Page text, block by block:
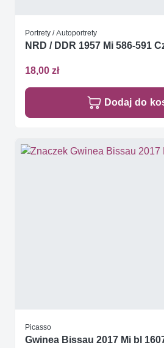
Portrety / Autoportrety
NRD / DDR 1957 Mi 586-591
18,00 zł
Dodaj do
Picasso
Gwinea Bissau 2017 Mi bl